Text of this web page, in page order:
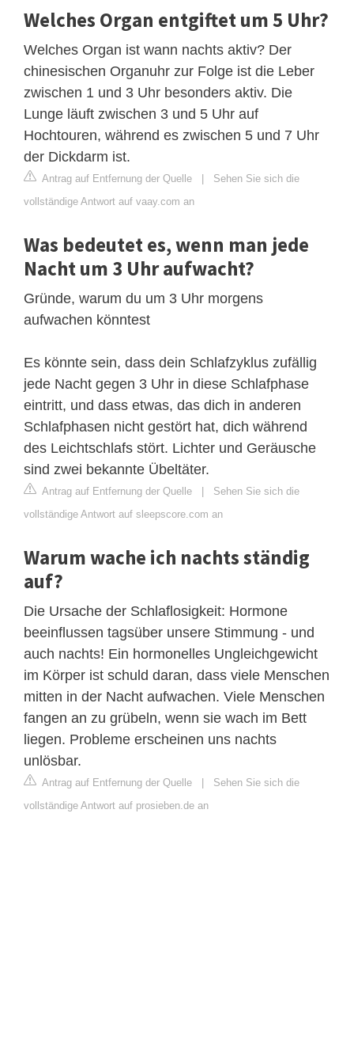
Welches Organ entgiftet um 5 Uhr?
Welches Organ ist wann nachts aktiv? Der
chinesischen Organuhr zur Folge ist die Leber
zwischen 1 und 3 Uhr besonders aktiv. Die
Lunge läuft zwischen 3 und 5 Uhr auf
Hochtouren, während es zwischen 5 und 7 Uhr
der Dickdarm ist.
Antrag auf Entfernung der Quelle | Sehen Sie sich die
vollständige Antwort auf vaay.com an
Was bedeutet es, wenn man jede
Nacht um 3 Uhr aufwacht?
Gründe, warum du um 3 Uhr morgens
aufwachen könntest
Es könnte sein, dass dein Schlafzyklus zufällig
jede Nacht gegen 3 Uhr in diese Schlafphase
eintritt, und dass etwas, das dich in anderen
Schlafphasen nicht gestört hat, dich während
des Leichtschlafs stört. Lichter und Geräusche
sind zwei bekannte Übeltäter.
Antrag auf Entfernung der Quelle | Sehen Sie sich die
vollständige Antwort auf sleepscore.com an
Warum wache ich nachts ständig
auf?
Die Ursache der Schlaflosigkeit: Hormone
beeinflussen tagsüber unsere Stimmung - und
auch nachts! Ein hormonelles Ungleichgewicht
im Körper ist schuld daran, dass viele Menschen
mitten in der Nacht aufwachen. Viele Menschen
fangen an zu grübeln, wenn sie wach im Bett
liegen. Probleme erscheinen uns nachts
unlösbar.
Antrag auf Entfernung der Quelle | Sehen Sie sich die
vollständige Antwort auf prosieben.de an